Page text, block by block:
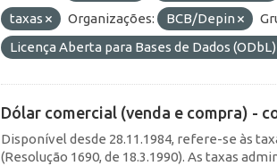
taxas
Organizações: BCB/Depin
Licença Aberta para Bases de Dados
Dólar comercial (venda e compra) -
Disponível desde 28.11.1984, refere-se às
(Resolução 1690, de 18.3.1990). As taxas